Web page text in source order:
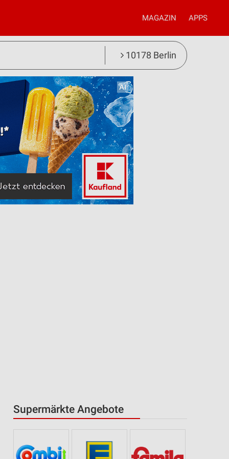
MAGAZIN APPS
10178 Berlin
Supermärkte Angebote